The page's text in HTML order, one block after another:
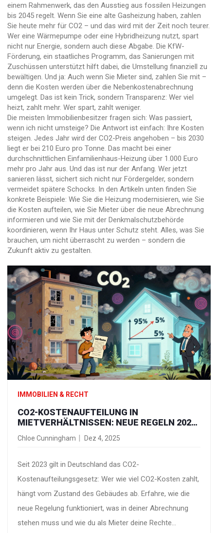
einem Rahmenwerk, das den Ausstieg aus fossilen Heizungen
bis 2045 regelt. Wenn Sie eine alte Gasheizung haben, zahlen
Sie heute mehr für CO2 – und das wird mit der Zeit noch teurer.
Wer eine Wärmepumpe oder eine Hybridheizung nutzt, spart
nicht nur Energie, sondern auch diese Abgabe. Die KfW-
Förderung, ein staatliches Programm, das Sanierungen mit
Zuschüssen unterstützt hilft dabei, die Umstellung finanziell zu
bewältigen. Und ja: Auch wenn Sie Mieter sind, zahlen Sie mit –
denn die Kosten werden über die Nebenkostenabrechnung
umgelegt. Das ist kein Trick, sondern Transparenz: Wer viel
heizt, zahlt mehr. Wer spart, zahlt weniger.
Die meisten Immobilienbesitzer fragen sich: Was passiert,
wenn ich nicht umsteige? Die Antwort ist einfach: Ihre Kosten
steigen. Jedes Jahr wird der CO2-Preis angehoben – bis 2030
liegt er bei 210 Euro pro Tonne. Das macht bei einer
durchschnittlichen Einfamilienhaus-Heizung über 1.000 Euro
mehr pro Jahr aus. Und das ist nur der Anfang. Wer jetzt
sanieren lässt, sichert sich nicht nur Fördergelder, sondern
vermeidet spätere Schocks. In den Artikeln unten finden Sie
konkrete Beispiele: Wie Sie die Heizung modernisieren, wie Sie
die Kosten aufteilen, wie Sie Mieter über die neue Abrechnung
informieren und wie Sie mit der Denkmalschutzbehörde
koordinieren, wenn Ihr Haus unter Schutz steht. Alles, was Sie
brauchen, um nicht überrascht zu werden – sondern die
Zukunft aktiv zu gestalten.
IMMOBILIEN & RECHT
CO2-KOSTENAUFTEILUNG IN
MIETVERHÄLTNISSEN: NEUE REGELN 2025
UND PRAKTISCHE BEISPIELE
Chloe Cunningham Dez 4, 2025
Seit 2023 gilt in Deutschland das CO2-
Kostenaufteilungsgesetz: Wer wie viel CO2-Kosten zahlt,
hängt vom Zustand des Gebäudes ab. Erfahre, wie die
neue Regelung funktioniert, was in deiner Abrechnung
stehen muss und wie du als Mieter deine Rechte